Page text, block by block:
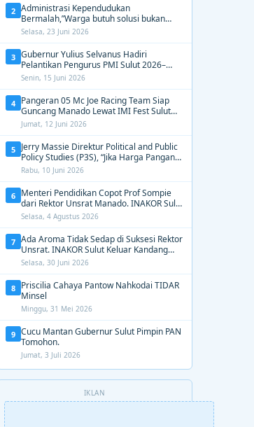
2 Administrasi Kependudukan
Bermalah,”Warga butuh solusi bukan
Alasan dari Disdukcapil Manado
Selasa, 23 Juni 2026
3 Gubernur Yulius Selvanus Hadiri
Pelantikan Pengurus PMI Sulut 2026–
2031, Tekankan Gerak Cepat untuk
Kemanusiaan
Senin, 15 Juni 2026
4 Pangeran 05 Mc Joe Racing Team Siap
Guncang Manado Lewat IMI Fest Sulut
2026 Apex Drag Championship
Jumat, 12 Juni 2026
5 Jerry Massie Direktur Political and Public
Policy Studies (P3S), “Jika Harga Pangan
Tak Terkendali, Zulhas dan Budi Santoso
Tak Layak Dipertahankan”
Rabu, 10 Juni 2026
6 Menteri Pendidikan Copot Prof Sompie
dari Rektor Unsrat Manado. INAKOR Sulut
Kawal Unsur Pidana dan Siap Bongkar
Aroma Busuk di Suksesi Rektor
Selasa, 4 Agustus 2026
7 Ada Aroma Tidak Sedap di Suksesi Rektor
Unsrat. INAKOR Sulut Keluar Kandang
Kawal Proses Seleksi
Selasa, 30 Juni 2026
8 Priscilia Cahaya Pantow Nahkodai TIDAR
Minsel
Minggu, 31 Mei 2026
9 Cucu Mantan Gubernur Sulut Pimpin PAN
Tomohon.
Jumat, 3 Juli 2026
IKLAN